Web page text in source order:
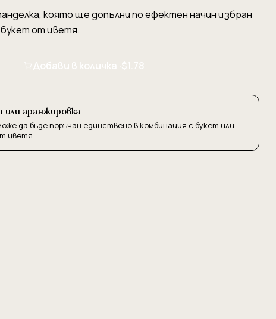
която ще допълни по ефектен начин избран
от цветя.
Добави в количка · $1.78
или аранжировка
да бъде поръчан единствено в комбинация с букет или
цветя.